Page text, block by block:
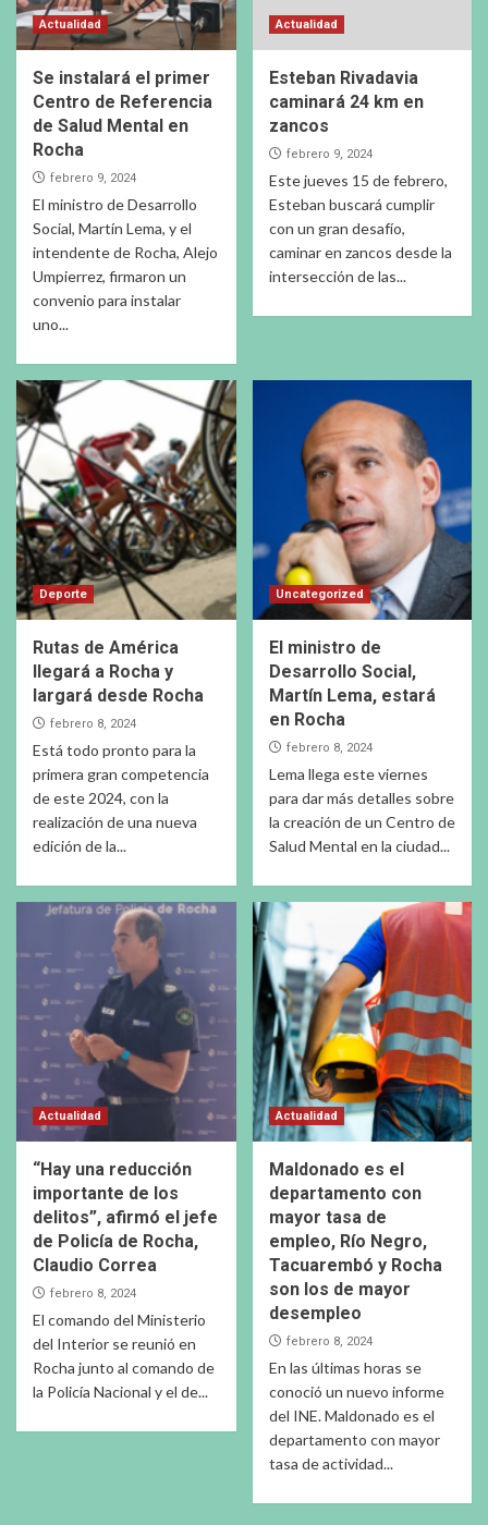
Actualidad
Se instalará el primer
Centro de Referencia
de Salud Mental en
Rocha
febrero 9, 2024
El ministro de Desarrollo
Social, Martín Lema, y el
intendente de Rocha, Alejo
Umpierrez, firmaron un
convenio para instalar
uno...
Actualidad
Esteban Rivadavia
caminará 24 km en
zancos
febrero 9, 2024
Este jueves 15 de febrero,
Esteban buscará cumplir
con un gran desafío,
caminar en zancos desde la
intersección de las...
Deporte
Rutas de América
llegará a Rocha y
largará desde Rocha
febrero 8, 2024
Está todo pronto para la
primera gran competencia
de este 2024, con la
realización de una nueva
edición de la...
Uncategorized
El ministro de
Desarrollo Social,
Martín Lema, estará
en Rocha
febrero 8, 2024
Lema llega este viernes
para dar más detalles sobre
la creación de un Centro de
Salud Mental en la ciudad...
Actualidad
“Hay una reducción
importante de los
delitos”, afirmó el jefe
de Policía de Rocha,
Claudio Correa
febrero 8, 2024
El comando del Ministerio
del Interior se reunió en
Rocha junto al comando de
la Policía Nacional y el de...
Actualidad
Maldonado es el
departamento con
mayor tasa de
empleo, Río Negro,
Tacuarembó y Rocha
son los de mayor
desempleo
febrero 8, 2024
En las últimas horas se
conoció un nuevo informe
del INE. Maldonado es el
departamento con mayor
tasa de actividad...